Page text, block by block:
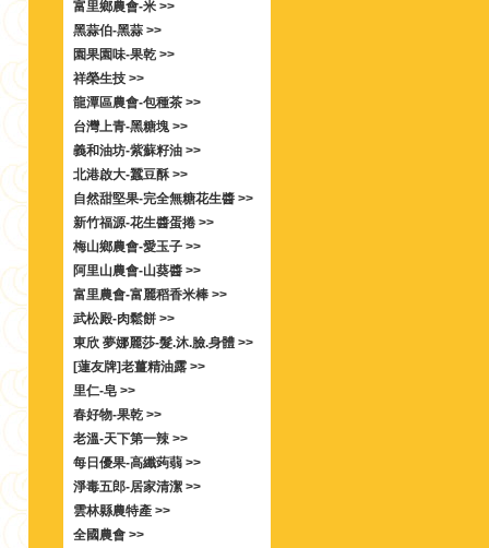
富里鄉農會-米 >>
黑蒜伯-黑蒜 >>
園果園味-果乾 >>
祥榮生技 >>
龍潭區農會-包種茶 >>
台灣上青-黑糖塊 >>
義和油坊-紫蘇籽油 >>
北港啟大-蠶豆酥 >>
自然甜堅果-完全無糖花生醬 >>
新竹福源-花生醬蛋捲 >>
梅山鄉農會-愛玉子 >>
阿里山農會-山葵醬 >>
富里農會-富麗稻香米棒 >>
武松殿-肉鬆餅 >>
東欣 夢娜麗莎-髮.沐.臉.身體 >>
[蓮友牌]老薑精油露 >>
里仁-皂 >>
春好物-果乾 >>
老溫-天下第一辣 >>
每日優果-高纖蒟蒻 >>
淨毒五郎-居家清潔 >>
雲林縣農特產 >>
全國農會 >>